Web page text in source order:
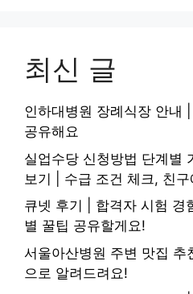
최신 글
인하대병원 장례식장 안내
공유해요
실업수당 신청방법 단계별
보기 | 수급 조건 체크, 친
큐넷 후기 | 합격자 시험 경
별 꿀팁 공유할게요!
서울아산병원 주변 맛집
으로 알려드려요!